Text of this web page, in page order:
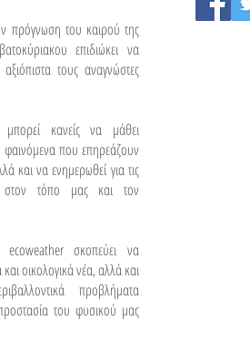
πρόγνωση του καιρού της
επιδιώκει να
τους αναγνώστες
κανείς να μάθει
φαινόμενα που επηρεάζουν
και να ενημερωθεί για τις
στον τόπο μας και τον
σκοπεύει να
οικολογικά νέα, αλλά και
προβλήματα
του φυσικού μας